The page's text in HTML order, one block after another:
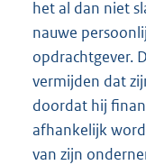
het al dan niet
nauwe
opdrachtgever.
vermijden dat
doordat hij
afhankelijk
van zijn